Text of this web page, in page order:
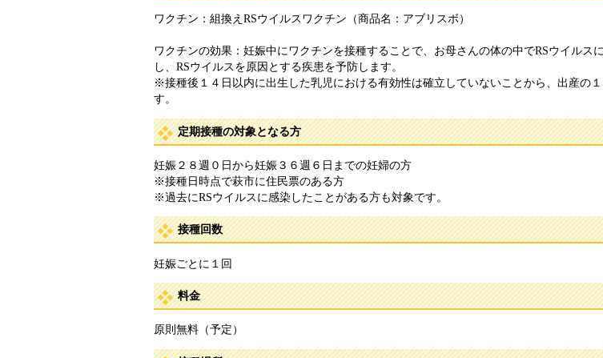
ワクチン：組換えRSウイルスワクチン（商品名：アブリスボ）
ワクチンの効果：妊娠中にワクチンを接種することで、お母さんの体の中でRSウイル
し、RSウイルスを原因とする疾患を予防します。
※接種後１４日以内に出生した乳児における有効性は確立していないことから、出産の
す。
定期接種の対象となる方
妊娠２８週０日から妊娠３６週６日までの妊婦の方
※接種日時点で萩市に住民票のある方
※過去にRSウイルスに感染したことがある方も対象です。
接種回数
妊娠ごとに１回
料金
原則無料（予定）